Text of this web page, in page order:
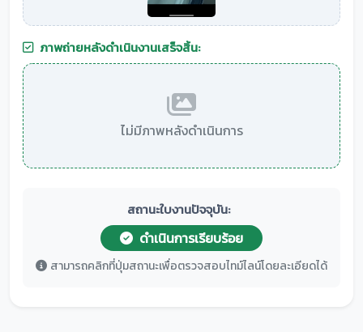
ภาพถ่ายหลังดำเนินงานเสร็จสิ้น:
ไม่มีภาพหลังดำเนินการ
สถานะใบงานปัจจุบัน:
ดำเนินการเรียบร้อย
สามารถคลิกที่ปุ่มสถานะเพื่อตรวจสอบไทม์ไลน์โดยละเอียดได้